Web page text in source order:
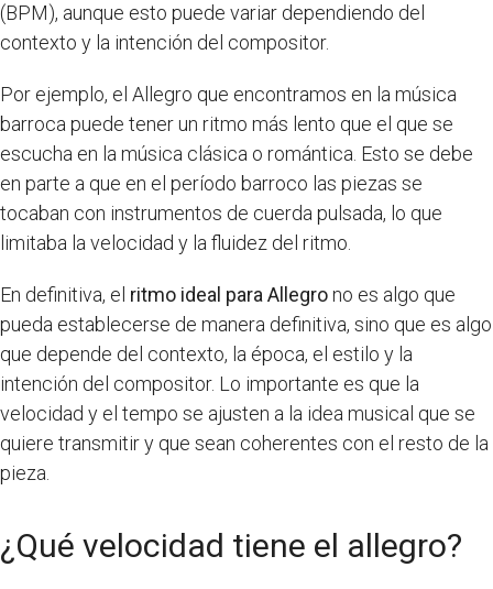
(BPM), aunque esto puede variar dependiendo del
contexto y la intención del compositor.
Por ejemplo, el Allegro que encontramos en la música
barroca puede tener un ritmo más lento que el que se
escucha en la música clásica o romántica. Esto se debe
en parte a que en el período barroco las piezas se
tocaban con instrumentos de cuerda pulsada, lo que
limitaba la velocidad y la fluidez del ritmo.
En definitiva, el ritmo ideal para Allegrono es algo que
pueda establecerse de manera definitiva, sino que es algo
que depende del contexto, la época, el estilo y la
intención del compositor. Lo importante es que la
velocidad y el tempo se ajusten a la idea musical que se
quiere transmitir y que sean coherentes con el resto de la
pieza.
¿Qué velocidad tiene el allegro?